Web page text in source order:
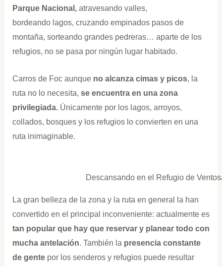
Parque Nacional, atravesando valles,
bordeando lagos, cruzando empinados pasos de
montaña, sorteando grandes pedreras… aparte de los
refugios, no se pasa por ningún lugar habitado.
Carros de Foc aunque no alcanza cimas y picos, la
ruta no lo necesita, se encuentra en una zona
privilegiada.Únicamente por los lagos, arroyos,
collados, bosques y los refugios lo convierten en una
ruta inimaginable.
Descansando en el Refugio de
La gran belleza de la zona y la ruta en general la han
convertido en el principal inconveniente: actualmente es
tan popular que hay que reservar y planear todo con
mucha antelación. También lapresencia constante
de gentepor los senderos y refugios puede resultar